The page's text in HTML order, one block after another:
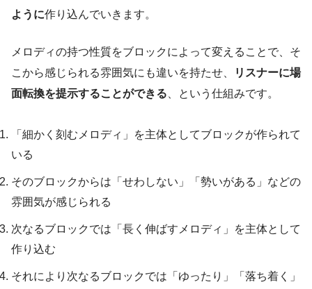
ように作り込んでいきます。
メロディの持つ性質をブロックによって変えることで、そ
こから感じられる雰囲気にも違いを持たせ、
リスナーに場
面転換を提示することができる 、という仕組みです。
「細かく刻むメロディ」を主体としてブロックが作られて
いる
そのブロックからは「せわしない」「勢いがある」などの
雰囲気が感じられる
次なるブロックでは「長く伸ばすメロディ」を主体として
作り込む
それにより次なるブロックでは「ゆったり」「落ち着く」